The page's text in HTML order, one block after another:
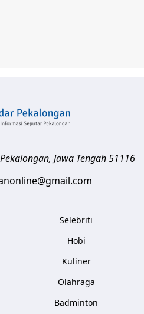
Pekalongan, Jawa Tengah51116
Selebriti
Hobi
Kuliner
Olahraga
Badminton